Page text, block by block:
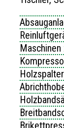
Holzspalter